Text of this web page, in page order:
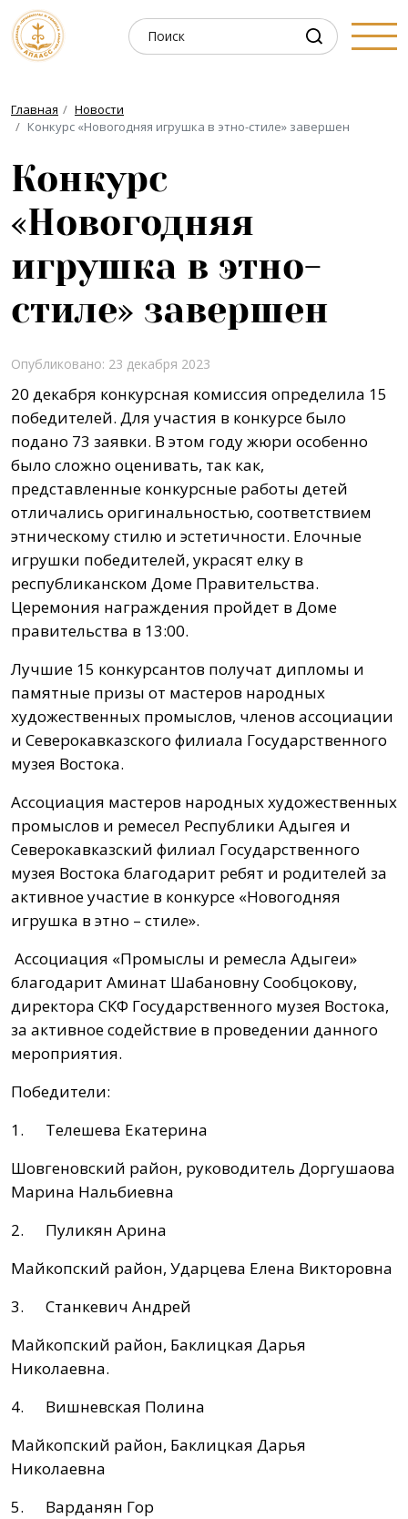
Главная
Новости
Конкурс «Новогодняя игрушка в этно-стиле» завершен
Конкурс
«Новогодняя
игрушка в этно-
стиле» завершен
Опубликовано: 23 декабря 2023
20 декабря конкурсная комиссия определила 15
победителей. Для участия в конкурсе было
подано 73 заявки. В этом году жюри особенно
было сложно оценивать, так как,
представленные конкурсные работы детей
отличались оригинальностью, соответствием
этническому стилю и эстетичности. Елочные
игрушки победителей, украсят елку в
республиканском Доме Правительства.
Церемония награждения пройдет в Доме
правительства в 13:00.
Лучшие 15 конкурсантов получат дипломы и
памятные призы от мастеров народных
художественных промыслов, членов ассоциации
и Северокавказского филиала Государственного
музея Востока.
Ассоциация мастеров народных художественных
промыслов и ремесел Республики Адыгея и
Северокавказский филиал Государственного
музея Востока благодарит ребят и родителей за
активное участие в конкурсе «Новогодняя
игрушка в этно – стиле».
Ассоциация «Промыслы и ремесла Адыгеи»
благодарит Аминат Шабановну Сообцокову,
директора СКФ Государственного музея Востока,
за активное содействие в проведении данного
мероприятия.
Победители:
1. Телешева Екатерина
Шовгеновский район, руководитель Доргушаова
Марина Нальбиевна
2. Пуликян Арина
Майкопский район, Ударцева Елена Викторовна
3. Станкевич Андрей
Майкопский район, Баклицкая Дарья
Николаевна.
4. Вишневская Полина
Майкопский район, Баклицкая Дарья
Николаевна
5. Варданян Гор